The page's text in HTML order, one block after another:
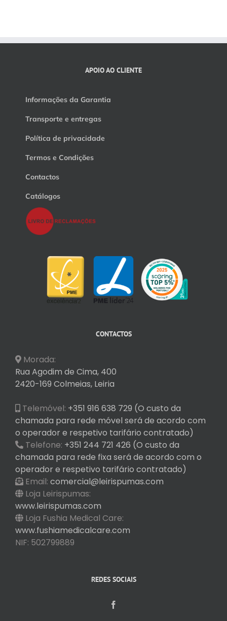
APOIO AO CLIENTE
Informações da Garantia
Transporte e entregas
Política de privacidade
Termos e Condições
Contactos
Catálogos
CONTACTOS
Morada:
Rua Agodim de Cima, 400
2420-169 Colmeias, Leiria
Telemóvel: +351 916 638 729 (O custo da
chamada para rede móvel será de acordo com
o operador e respetivo tarifário contratado)
Telefone: +351 244 721 426 (O custo da
chamada para rede fixa será de acordo com o
operador e respetivo tarifário contratado)
Email: comercial@leirispumas.com
Loja Leirispumas:
www.leirispumas.com
Loja Fushia Medical Care:
www.fushiamedicalcare.com
NIF: 502799889
REDES SOCIAIS